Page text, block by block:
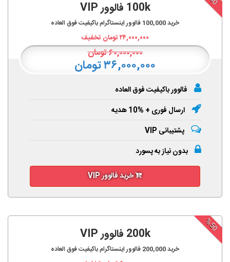
100k فالوور VIP
خرید100,000 فالوور اینستاگرام باکیفیت فوق العاده
۲۴,۰۰۰,۰۰۰تومان تخفیف
۶۰,۰۰۰,۰۰۰تومان
۳۶,۰۰۰,۰۰۰ تومان
فالوور باکیفیت فوق العاده
ارسال فوری + %10 هدیه
پشتیبانی VIP
بدون نیاز به پسورد
خرید فالوور VIP
%50
200k فالوور VIP
خرید200,000 فالوور اینستاگرام باکیفیت فوق العاده